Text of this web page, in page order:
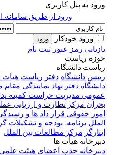
ورود به پنل کاربری
ورود از طريق سامانه
ورود خودکار
بازیابی رمز عبور ثبت نام
حوزه ریاست
ریاست دانشگاه
رییس دانشگاه دفتر ریاست هیات
دانشگاه دفتر نهاد نمایندگی
عمومی مدیریت حراست کمیته
بحران مرکز نظارت و ارزیابی
امور حقوقی قرار داد ها و
الملل برنامه، بودجه و تشکیلات
ایثارگر مرکز مطالعات بین الملل
دبیرخانه هیأت ها
دبیرخانه جذب اعضای هیئت علمی